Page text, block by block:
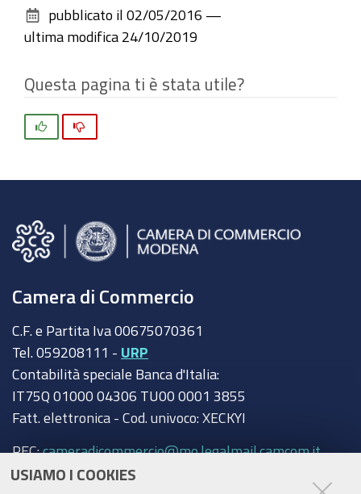
USIAMO I COOKIES
documento
pubblicato il 02/05/2016 —
ultima modifica 24/10/2019
Questa pagina ti è stata utile?
Camera di Commercio
C.F. e Partita Iva 00675070361
Tel. 059208111 - URP
Contabilità speciale Banca d'Italia:
IT75Q 01000 04306 TU00 0001 3855
Fatt. elettronica - Cod. univoco: XECKYI
PEC:cameradicommercio@mo.legalmail.camcom.it
Trasparenza